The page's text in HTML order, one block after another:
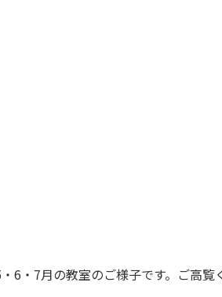
・7月の教室のご様子です。ご高覧